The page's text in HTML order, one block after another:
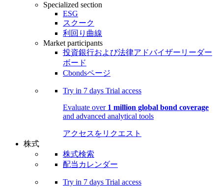
Specialized section
ESG
スクーク
利回り曲線
Market participants
投資銀行および法律アドバイザーリーダー
ボード
Cbondsページ
Try in 7 days Trial access
Evaluate over 1 million global bond coverage
and advanced analytical tools
アクセスをリクエスト
株式
株式検索
配当カレンダー
Try in 7 days Trial access